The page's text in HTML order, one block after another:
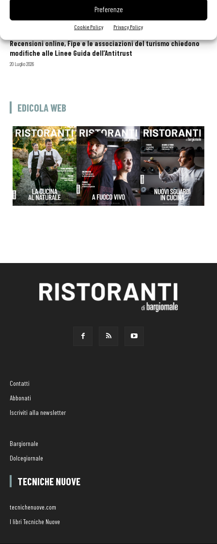
Preferenze
Cookie Policy Privacy Policy
Aperti per ferie. Buoni indirizzi da Nord a Sud per godersi le
vacanze (o da scorprire se si è in vacanza)
Recensioni online, Fipe e le associazioni del turismo chiedono
modifiche alle Linee Guida dell’Antitrust
20 Luglio 2026
EDICOLA WEB
Contatti
Abbonati
Iscriviti alla newsletter
Bargiornale
Dolcegiornale
TECNICHE NUOVE
tecnichenuove.com
I libri Tecniche Nuove